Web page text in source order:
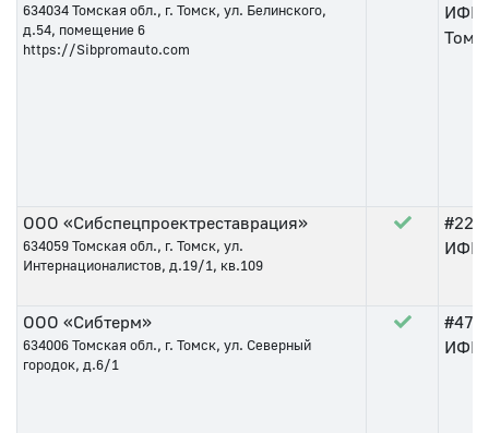
634034 Томская обл., г. Томск, ул. Белинского,
д.54, помещение 6
https://Sibpromauto.com
ООО «Сибспецпроектреставрация»
634059 Томская обл., г. Томск, ул.
Интернационалистов, д.19/1, кв.109
#225
ООО «Сибтерм»
634006 Томская обл., г. Томск, ул. Северный
городок, д.6/1
#47